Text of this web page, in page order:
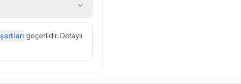
kelebek, böcek, sinek
olarak altyapı
geçerlidir. Detaylı